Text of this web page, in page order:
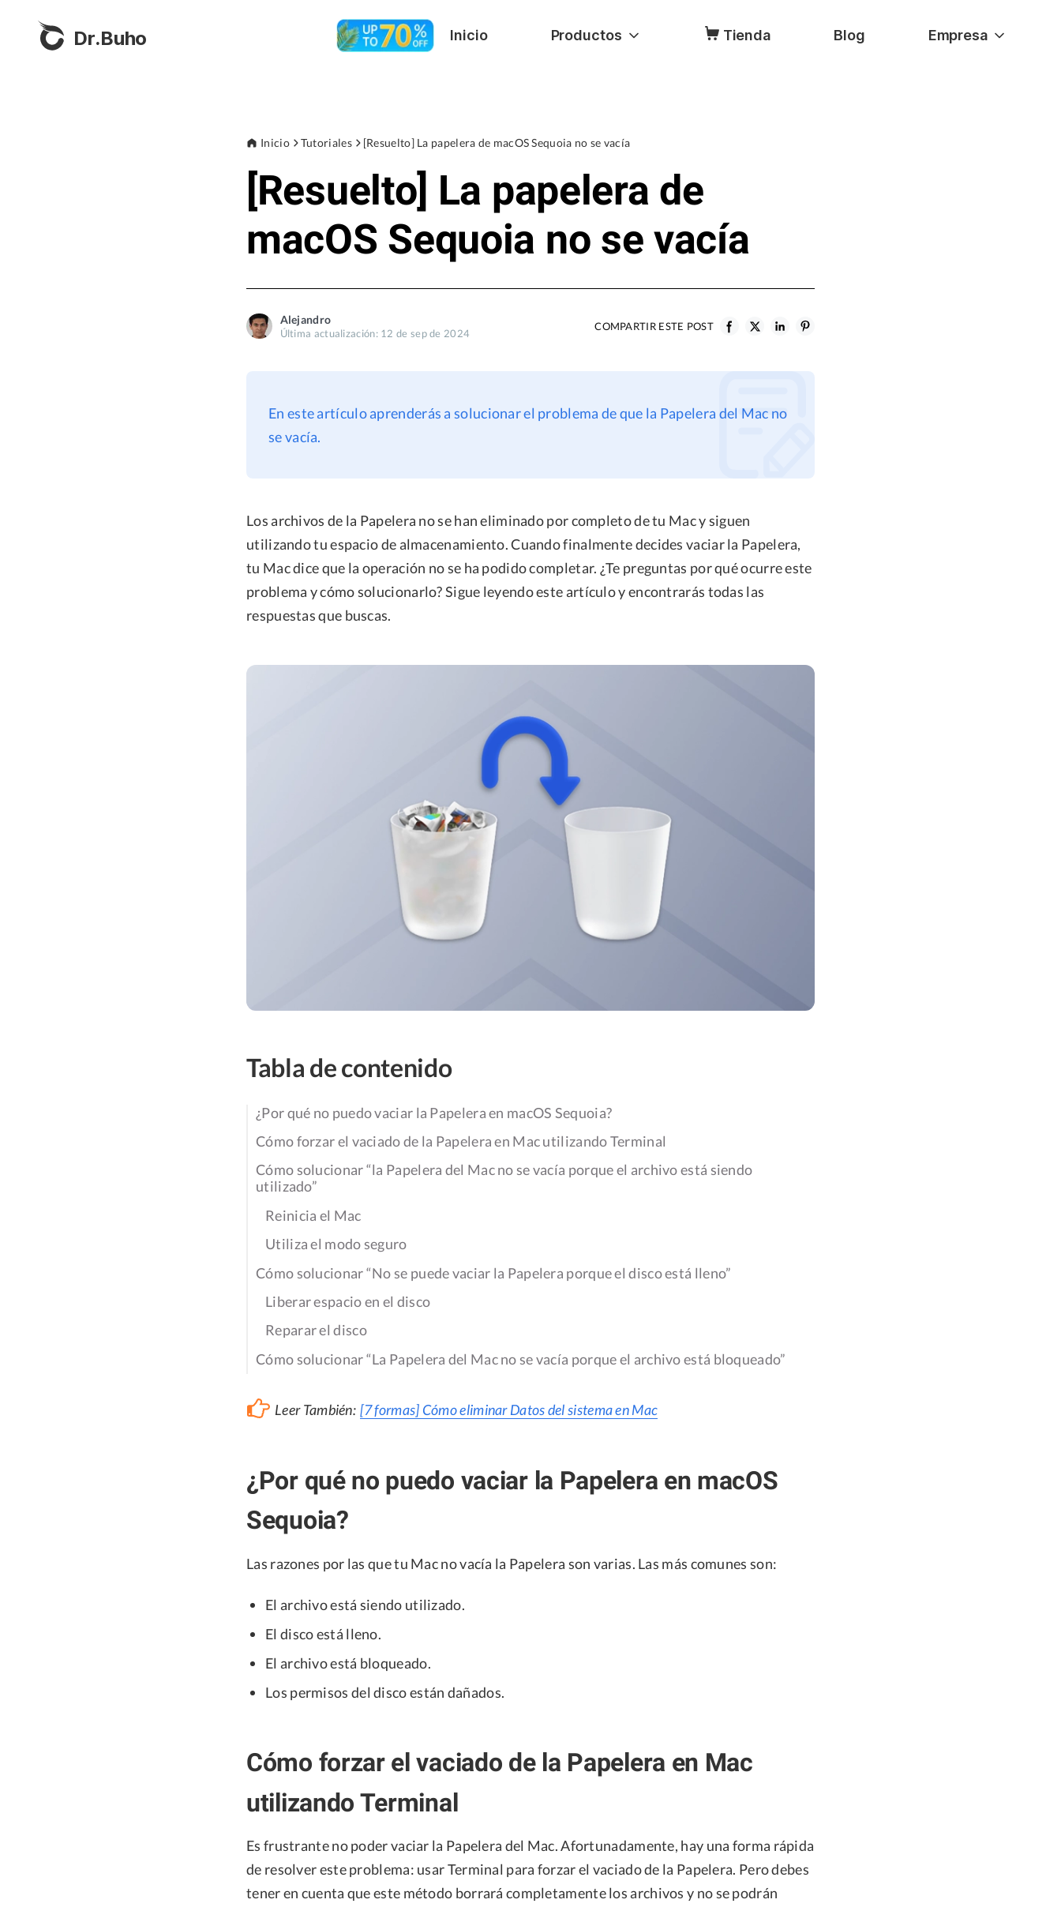
Dr.Buho Inicio Productos Tienda Blog Empresa
Inicio Tutoriales [Resuelto] La papelera de macOS Sequoia no se vacía
[Resuelto] La papelera de
macOS Sequoia no se vacía
Alejandro
Última actualización: 12 de sep de 2024
COMPARTIR ESTE POST
En este artículo aprenderás a solucionar el problema de que la Papelera del Mac no
se vacía.
Los archivos de la Papelera no se han eliminado por completo de tu Mac y siguen
utilizando tu espacio de almacenamiento. Cuando finalmente decides vaciar la Papelera,
tu Mac dice que la operación no se ha podido completar. ¿Te preguntas por qué ocurre este
problema y cómo solucionarlo? Sigue leyendo este artículo y encontrarás todas las
respuestas que buscas.
Tabla de contenido
¿Por qué no puedo vaciar la Papelera en macOS Sequoia?
Cómo forzar el vaciado de la Papelera en Mac utilizando Terminal
Cómo solucionar “la Papelera del Mac no se vacía porque el archivo está siendo
utilizado”
Reinicia el Mac
Utiliza el modo seguro
Cómo solucionar “No se puede vaciar la Papelera porque el disco está lleno”
Liberar espacio en el disco
Reparar el disco
Cómo solucionar “La Papelera del Mac no se vacía porque el archivo está bloqueado”
Leer También: [7 formas] Cómo eliminar Datos del sistema en Mac
¿Por qué no puedo vaciar la Papelera en macOS
Sequoia?
Las razones por las que tu Mac no vacía la Papelera son varias. Las más comunes son:
El archivo está siendo utilizado.
El disco está lleno.
El archivo está bloqueado.
Los permisos del disco están dañados.
Cómo forzar el vaciado de la Papelera en Mac
utilizando Terminal
Es frustrante no poder vaciar la Papelera del Mac. Afortunadamente, hay una forma rápida
de resolver este problema: usar Terminal para forzar el vaciado de la Papelera. Pero debes
tener en cuenta que este método borrará completamente los archivos y no se podrán